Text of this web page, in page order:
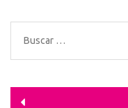
Buscar: